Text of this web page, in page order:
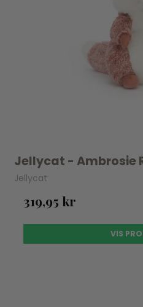
Jellycat - Ambrosie
Jellycat
319,95 kr
VIS